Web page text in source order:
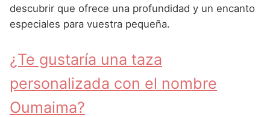
Nombres de Niña que empiezan por I
Nombres de Niña que empiezan por J
Nombres de Niña que empiezan por K
Nombres de Niña que empiezan por L
Nombres de Niña que empiezan por M
Nombres de Niña Italianos
Nombres de Niña Judios
Nombres de Niña Marroquies
Nombres de Niña Portugueses
Nombres de Niña Cantabros
Nombres de Niña Catalanes
Nombres de Niña Extremeños
Nombres de Niña Gallegos
descubrir que ofrece una profundidad y un encanto
especiales para vuestra pequeña.
¿Te gustaría una taza
personalizada con el nombre
Oumaima?